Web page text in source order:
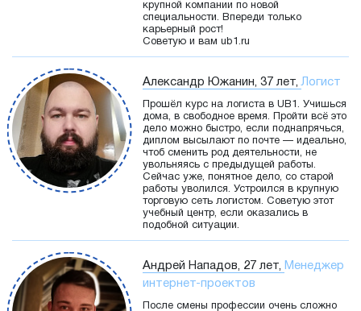
крупной компании по новой
специальности. Впереди только
карьерный рост!
Советую и вам ub1.ru
Александр Южанин, 37 лет,Логист
Прошёл курс на логиста в UB1. Учишься
дома, в свободное время. Пройти всё это
дело можно быстро, если поднапрячься,
диплом высылают по почте — идеально,
чтоб сменить род деятельности, не
увольняясь с предыдущей работы.
Сейчас уже, понятное дело, со старой
работы уволился. Устроился в крупную
торговую сеть логистом. Советую этот
учебный центр, если оказались в
подобной ситуации.
Андрей Нападов, 27 лет, Менеджер
интернет-проектов
После смены профессии очень сложно